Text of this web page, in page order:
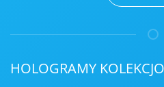
HOLOGRAMY